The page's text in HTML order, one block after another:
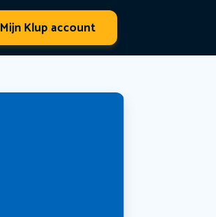
Mijn Klup account